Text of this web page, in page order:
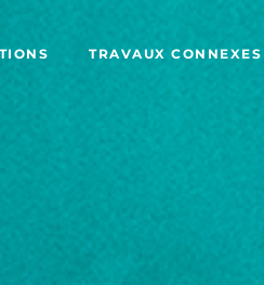
TRAVAUX CONNEXES